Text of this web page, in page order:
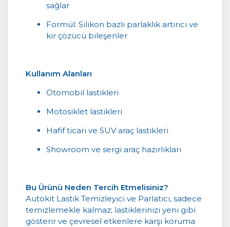
sağlar
Formül: Silikon bazlı parlaklık artırıcı ve
kir çözücü bileşenler
Kullanım Alanları
Otomobil lastikleri
Motosiklet lastikleri
Hafif ticari ve SUV araç lastikleri
Showroom ve sergi araç hazırlıkları
Bu Ürünü Neden Tercih Etmelisiniz?
Autokit Lastik Temizleyici ve Parlatıcı, sadece
temizlemekle kalmaz; lastiklerinizi yeni gibi
gösterir ve çevresel etkenlere karşı koruma